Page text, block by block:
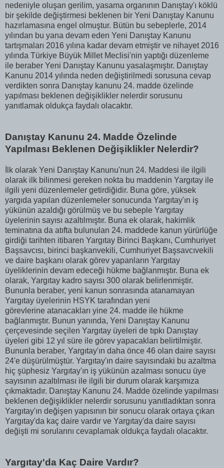
nedeniyle oluşan gerilim, yasama organının Danıştay'ı köklü
bir şekilde değiştirmesi beklenen bir Yeni Danıştay Kanunu
hazırlamasına engel olmuştur. Bütün bu sebeplerle, 2014
yılından bu yana devam eden Yeni Danıştay Kanunu
tartışmaları 2016 yılına kadar devam etmiştir ve nihayet 2016
yılında Türkiye Büyük Millet Meclisi'nin yaptığı düzenleme
ile beraber Yeni Danıştay Kanunu yasalaşmıştır. Danıştay
Kanunu 2014 yılında neden değiştirilmedi sorusuna cevap
verdikten sonra Danıştay kanunu 24. madde özelinde
yapılması beklenen değişiklikler nelerdir sorusunu
yanıtlamak oldukça faydalı olacaktır.
Danıştay Kanunu 24. Madde Özelinde
Yapılması Beklenen Değişiklikler Nelerdir?
İlk olarak Yeni Danıştay Kanunu'nun 24. Maddesi ile ilgili
olarak ilk bilinmesi gereken nokta bu maddenin Yargıtay ile
ilgili yeni düzenlemeler getirdiğidir. Buna göre, yüksek
yargıda yapılan düzenlemeler sonucunda Yargıtay'ın iş
yükünün azaldığı görülmüş ve bu sebeple Yargıtay
üyelerinin sayısı azaltılmıştır. Buna ek olarak, hakimlik
teminatına da atıfta bulunulan 24. maddede kanun yürürlüğe
girdiği tarihten itibaren Yargıtay Birinci Başkanı, Cumhuriyet
Başsavcısı, birinci başkanvekili, Cumhuriyet Başsavcıvekili
ve daire başkanı olarak görev yapanların Yargıtay
üyeliklerinin devam edeceği hükme bağlanmıştır. Buna ek
olarak, Yargıtay kadro sayısı 300 olarak belirlenmiştir.
Bununla beraber, yeni kanun sonrasında atanamayan
Yargıtay üyelerinin HSYK tarafından yeni
görevlerine atanacakları yine 24. madde ile hükme
bağlanmıştır. Bunun yanında, Yeni Danıştay Kanunu
çerçevesinde seçilen Yargıtay üyeleri de tıpkı Danıştay
üyeleri gibi 12 yıl süre ile görev yapacakları belirtilmiştir.
Bununla beraber, Yargıtay'ın daha önce 46 olan daire sayısı
24'e düşürülmüştür. Yargıtay'ın daire sayısındaki bu azaltma
hiç şüphesiz Yargıtay'ın iş yükünün azalması sonucu üye
sayısının azaltılması ile ilgili bir durum olarak karşımıza
çıkmaktadır. Danıştay Kanunu 24. Madde özelinde yapılması
beklenen değişiklikler nelerdir sorusunu yanıtladıktan sonra
Yargıtay'ın değişen yapısının bir sonucu olarak ortaya çıkan
Yargıtay'da kaç daire vardır ve Yargıtay'da daire sayısı
değişti mi sorularını cevaplamak oldukça faydalı olacaktır.
Yargıtay'da Kaç Daire Vardır?